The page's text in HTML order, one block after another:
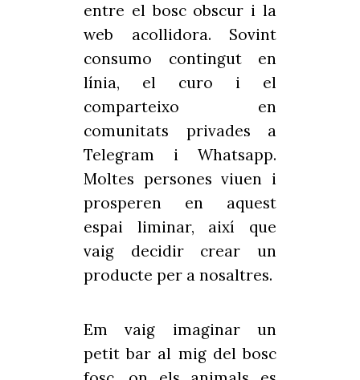
entre el bosc obscur i la
web acollidora. Sovint
consumo contingut en
línia, el curo i el
comparteixo en
comunitats privades a
Telegram i Whatsapp.
Moltes persones viuen i
prosperen en aquest
espai liminar, així que
vaig decidir crear un
producte per a nosaltres.
Em vaig imaginar un
petit bar al mig del bosc